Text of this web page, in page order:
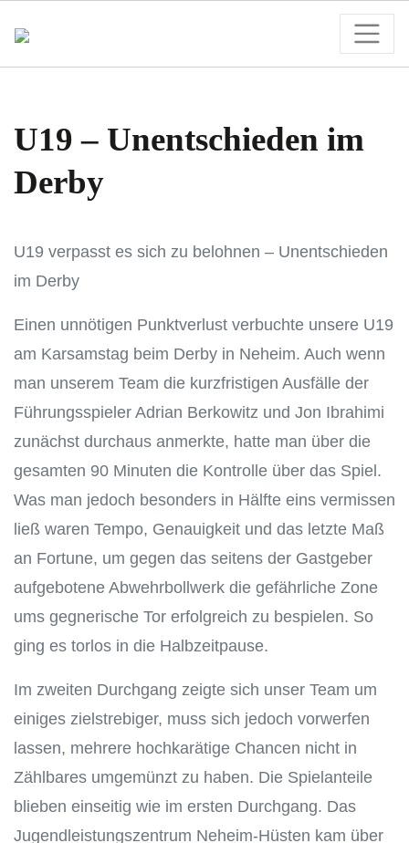
U19 – Unentschieden im
Derby
U19 verpasst es sich zu belohnen – Unentschieden
im Derby
Einen unnötigen Punktverlust verbuchte unsere U19
am Karsamstag beim Derby in Neheim. Auch wenn
man unserem Team die kurzfristigen Ausfälle der
Führungsspieler Adrian Berkowitz und Jon Ibrahimi
zunächst durchaus anmerkte, hatte man über die
gesamten 90 Minuten die Kontrolle über das Spiel.
Was man jedoch besonders in Hälfte eins vermissen
ließ waren Tempo, Genauigkeit und das letzte Maß
an Fortune, um gegen das seitens der Gastgeber
aufgebotene Abwehrbollwerk die gefährliche Zone
ums gegnerische Tor erfolgreich zu bespielen. So
ging es torlos in die Halbzeitpause.
Im zweiten Durchgang zeigte sich unser Team um
einiges zielstrebiger, muss sich jedoch vorwerfen
lassen, mehrere hochkarätige Chancen nicht in
Zählbares umgemünzt zu haben. Die Spielanteile
blieben einseitig wie im ersten Durchgang. Das
Jugendleistungszentrum Neheim-Hüsten kam über